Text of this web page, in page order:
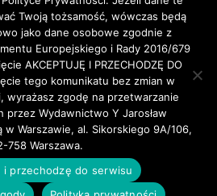
Twoją tożsamość, wówczas będą
jako dane osobowe zgodnie z
Europejskiego i Rady 2016/679
AKCEPTUJĘ I PRZECHODZĘ DO
tego komunikatu bez zmian w
wyrażasz zgodę na przetwarzanie
przez Wydawnictwo Y Jarosław
Warszawie, al. Sikorskiego 9A/106,
758 Warszawa.
i przechodzę do serwisu